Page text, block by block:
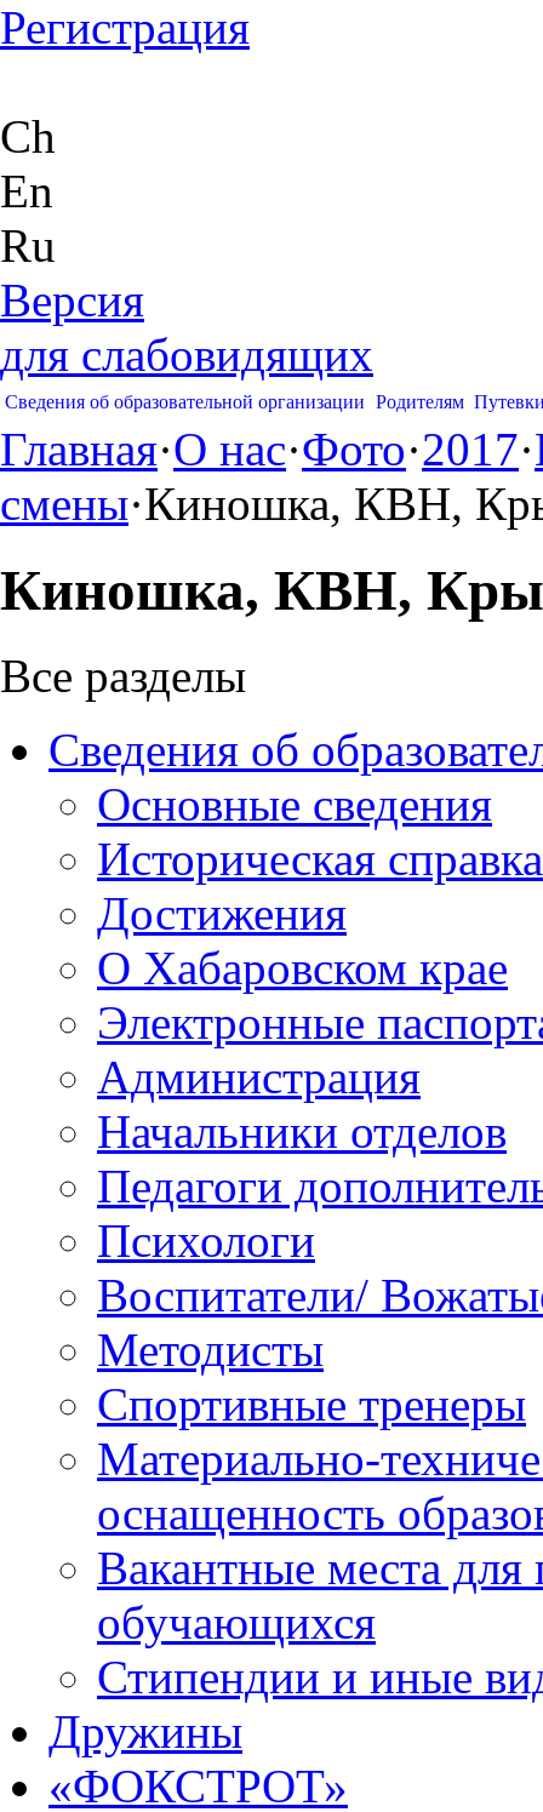
Регистрация
Ch
En
Ru
Версия
для слабовидящих
Сведения об образовательной организации Родителям
Главная·О нас·Фото·2017·
смены·Киношка, КВН,
Киношка, КВН,
Все разделы
Сведения об
Основные сведения
Историческая справка
Достижения
О Хабаровском крае
Электронные
Администрация
Начальники отделов
Педагоги
Психологи
Воспитатели/
Методисты
Спортивные тренеры
Материально-
оснащенность
Вакантные места для
обучающихся
Стипендии и иные
Дружины
«ФОКСТРОТ»